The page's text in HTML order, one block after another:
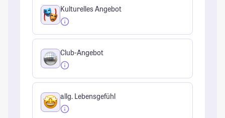
Kulturelles Angebot
Club-Angebot
allg. Lebensgefühl